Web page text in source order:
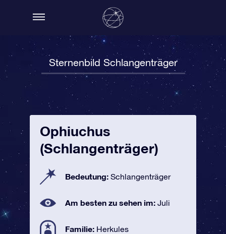
Sternenbild Schlangenträger
Ophiuchus
(Schlangenträger)
Bedeutung: Schlangenträger
Am besten zu sehen im: Juli
Familie: Herkules